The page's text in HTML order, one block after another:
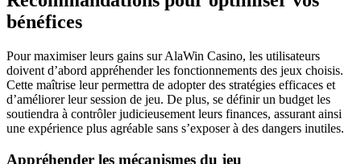
bénéfices
Pour maximiser leurs gains sur AlaWin Casino, les utilisateurs
doivent d’abord appréhender les fonctionnements des jeux choisis.
Cette maîtrise leur permettra de adopter des stratégies efficaces et
d’améliorer leur session de jeu. De plus, se définir un budget les
soutiendra à contrôler judicieusement leurs finances, assurant ainsi
une expérience plus agréable sans s’exposer à des dangers inutiles.
Appréhender les mécanismes du jeu